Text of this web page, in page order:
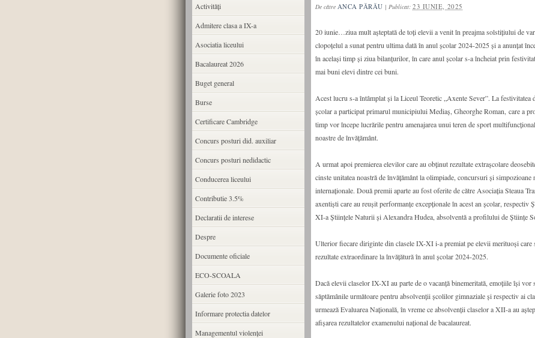
De către ANCA PĂRĂU | Publicat: 23 IUNIE, 2025
20 iunie…ziua mult așteptată de toți elevii a venit în preajma solstițiului de
clopoțelul a sunat pentru ultima dată în anul școlar 2024-2025 și a anunțat
în același timp și ziua bilanțurilor, în care anul școlar s-a încheiat prin
mai buni elevi dintre cei buni.
Acest lucru s-a întâmplat și la Liceul Teoretic „Axente Sever”. La festivitatea
școlar a participat primarul municipiului Mediaș, Gheorghe Roman, care a
timp vor începe lucrările pentru amenajarea unui teren de sport
noastre de învățământ.
A urmat apoi premierea elevilor care au obținut rezultate extrașcolare
cinste unitatea noastră de învățământ la olimpiade, concursuri și simpozioane
internaționale. Două premii aparte au fost oferite de către Asociația Steaua
axentiști care au reușit performanțe excepționale în acest an școlar, respectiv
XI-a Științele Naturii și Alexandra Hudea, absolventă a profilului de Științe
Ulterior fiecare diriginte din clasele IX-XI i-a premiat pe elevii merituoși care
rezultate extraordinare la învățătură în anul școlar 2024-2025.
Dacă elevii claselor IX-XI au parte de o vacanță binemeritată, emoțiile își vor
săptămânile următoare pentru absolvenții școlilor gimnaziale și respectiv ai
urmează Evaluarea Națională, în vreme ce absolvenții claselor a XII-a au
afișarea rezultatelor examenului național de bacalaureat.
Activități
Admitere clasa a IX-a
Asociatia liceului
Bacalaureat 2026
Buget general
Burse
Certificare Cambridge
Concurs posturi did. auxiliar
Concurs posturi nedidactic
Conducerea liceului
Contributie 3.5%
Declaratii de interese
Despre
Documente oficiale
ECO-SCOALA
Galerie foto 2023
Informare protectia datelor
Managementul violenței